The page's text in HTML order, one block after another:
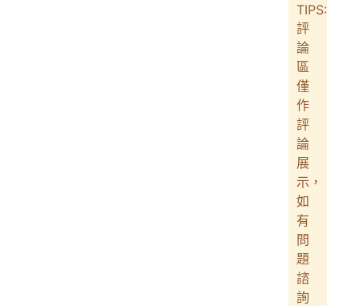
TIPS:
評
論
區
僅
作
評
論
展
示，
如
有
問
題
諮
詢